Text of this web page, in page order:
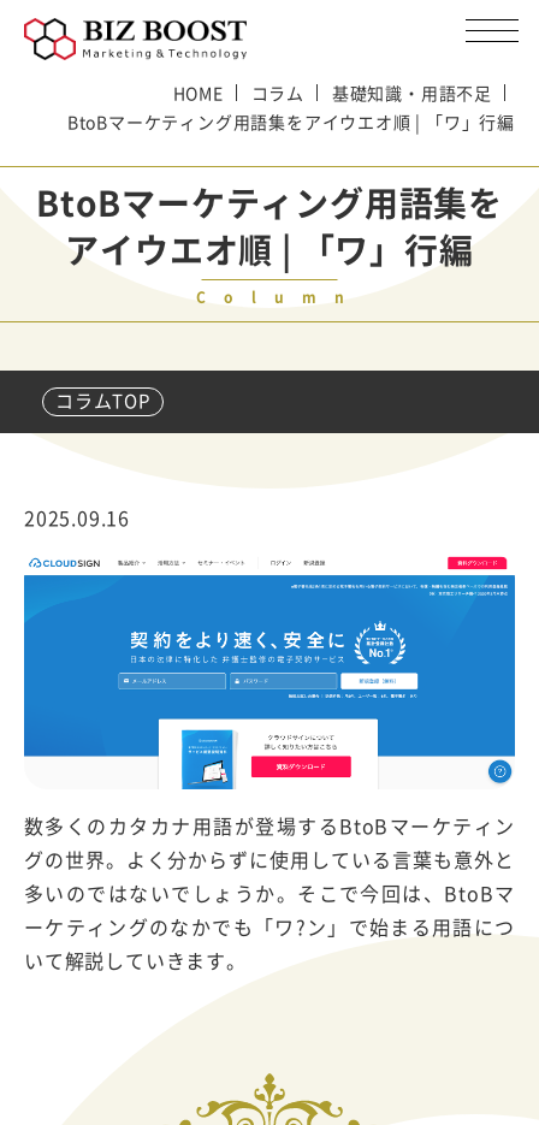
HOME コラム
基礎知識・用語不足
BtoBマーケティング用語集をアイウエオ順 | 「ワ」行編
BtoBマーケティング用語集を
アイウエオ順 | 「ワ」行編
Column
コラムTOP
2025.09.16
数多くのカタカナ用語が登場するBtoBマーケティン
グの世界。よく分からずに使用している言葉も意外と
多いのではないでしょうか。そこで今回は、BtoBマ
ーケティングのなかでも「ワ?ン」で始まる用語につ
いて解説していきます。